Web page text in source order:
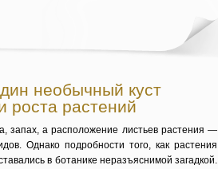
необычный куст
роста растений
запах, а расположение листьев растения —
Однако подробности того, как растения
в ботанике неразъяснимой загадкой.